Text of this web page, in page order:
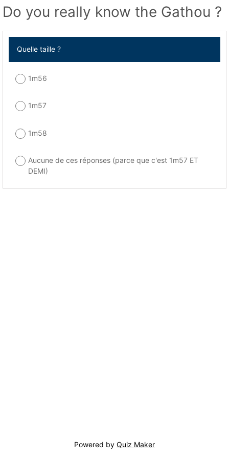
Do you really know the Gathou ?
Quelle taille ?
1m56
1m57
1m58
Aucune de ces réponses (parce que c'est 1m57 ET
DEMI)
Powered by Quiz Maker